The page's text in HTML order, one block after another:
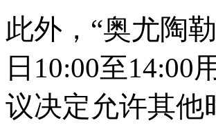
此外， “奥尤陶
日10:00至
议决定允许其他